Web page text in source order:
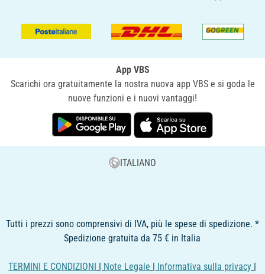
App VBS
Scarichi ora gratuitamente la nostra nuova app VBS e si goda le
nuove funzioni e i nuovi vantaggi!
ITALIANO
Tutti i prezzi sono comprensivi di IVA, più le spese di spedizione. *
Spedizione gratuita da 75 € in Italia
TERMINI E CONDIZIONI | Note Legale | Informativa sulla privacy |